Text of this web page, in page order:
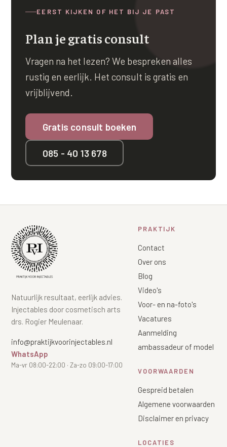
EERST KIJKEN OF HET BIJ JE PAST
Plan je gratis consult
Vragen na het lezen? We bespreken alles
rustig en eerlijk. Het consult is gratis en
vrijblijvend.
Gratis consult boeken
085 - 40 13 678
Natuurlijk resultaat, eerlijk advies.
Injectables door cosmetisch arts
drs. Rogier Meulenaar.
info@praktijkvoorinjectables.nl
WhatsApp
Ma-vr 08:00-22:00 · Za-zo 09:00-17:00
PRAKTIJK
Contact
Over ons
Blog
Video's
Voor- en na-foto's
Vacatures
Aanmelding
ambassadeur of model
VOORWAARDEN
Gespreid betalen
Algemene voorwaarden
Disclaimer en privacy
LOCATIES